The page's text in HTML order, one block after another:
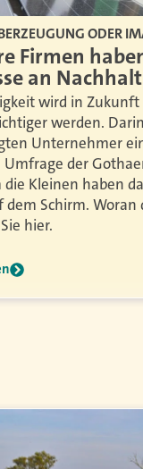
ODER
Firmen
an
wird in
werden.
Unternehmer
der
die Kleinen haben
dem Schirm. Woran
hier.